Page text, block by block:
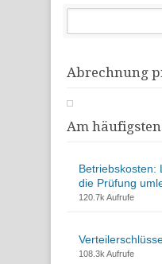
Abrechnung
Am häufigsten
Betriebskosten:
die Prüfung
120.7k Aufrufe
108.3k Aufrufe